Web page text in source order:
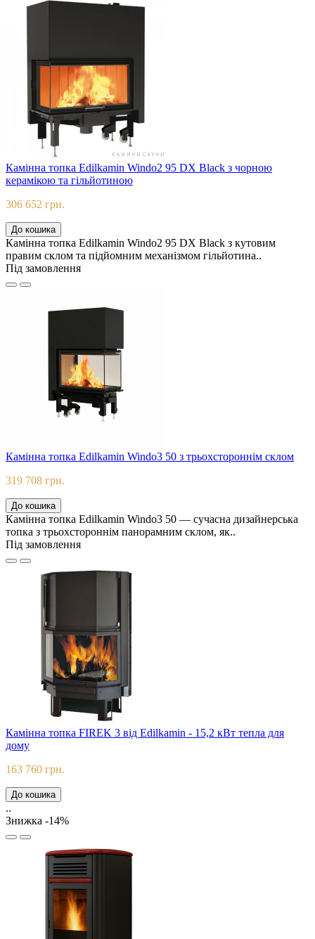
Камінна топка Edilkamin Windo2 95 DX Black з чорною
керамікою та гільйотиною
306 652 грн.
До кошика
Камінна топка Edilkamin Windo2 95 DX Black з кутовим
правим склом та підйомним механізмом гільйотина..
Під замовлення
Камінна топка Edilkamin Windo3 50 з трьохстороннім склом
319 708 грн.
До кошика
Камінна топка Edilkamin Windo3 50 — сучасна дизайнерська
топка з трьохстороннім панорамним склом, як..
Під замовлення
Камінна топка FIREK 3 від Edilkamin - 15,2 кВт тепла для
дому
163 760 грн.
До кошика
..
Знижка -14%